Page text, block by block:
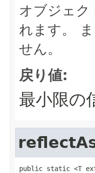
オブジェク
れます。
せん。
戻り値:
最小限の
public static <T